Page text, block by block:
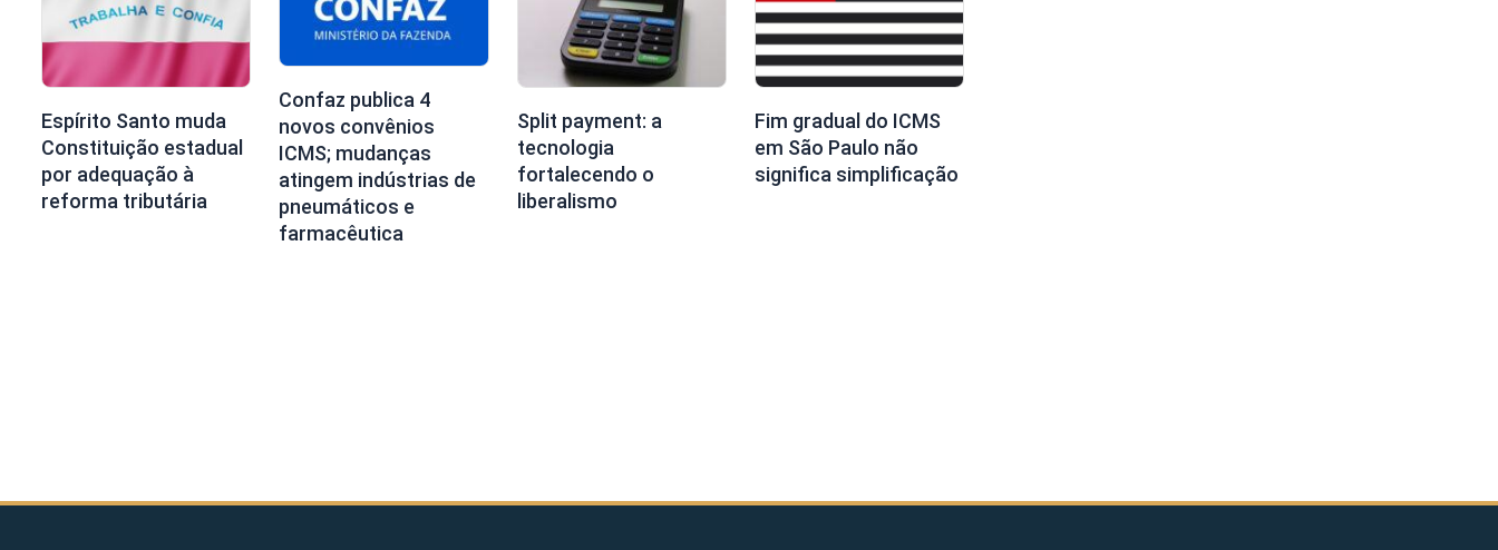
Espírito Santo muda
Constituição estadual
por adequação à
reforma tributária
Confaz publica 4
novos convênios
ICMS; mudanças
atingem indústrias de
pneumáticos e
farmacêutica
Split payment: a
tecnologia
fortalecendo o
liberalismo
Fim gradual do ICMS
em São Paulo não
significa simplificação